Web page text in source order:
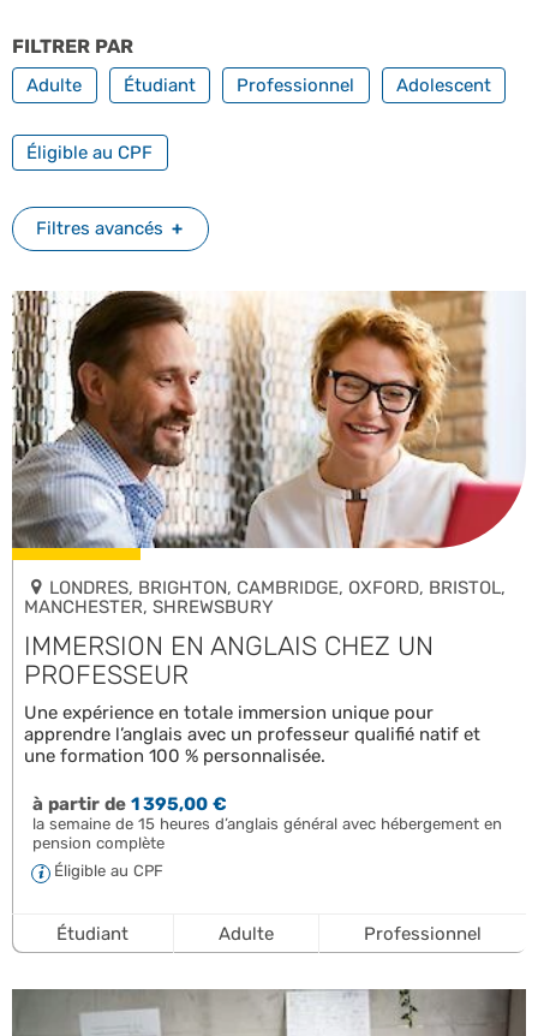
FILTRER PAR
Adulte Étudiant Professionnel Adolescent
Éligible au CPF
Filtres avancés
LONDRES, BRIGHTON, CAMBRIDGE, OXFORD, BRISTOL,
MANCHESTER, SHREWSBURY
IMMERSION EN ANGLAIS CHEZ UN
PROFESSEUR
Une expérience en totale immersion unique pour
apprendre l’anglais avec un professeur qualifié natif et
une formation 100 % personnalisée.
à partir de1 395,00 €
la semaine de 15 heures d’anglais général avec hébergement en
pension complète
Éligible au CPF
Étudiant Adulte Professionnel